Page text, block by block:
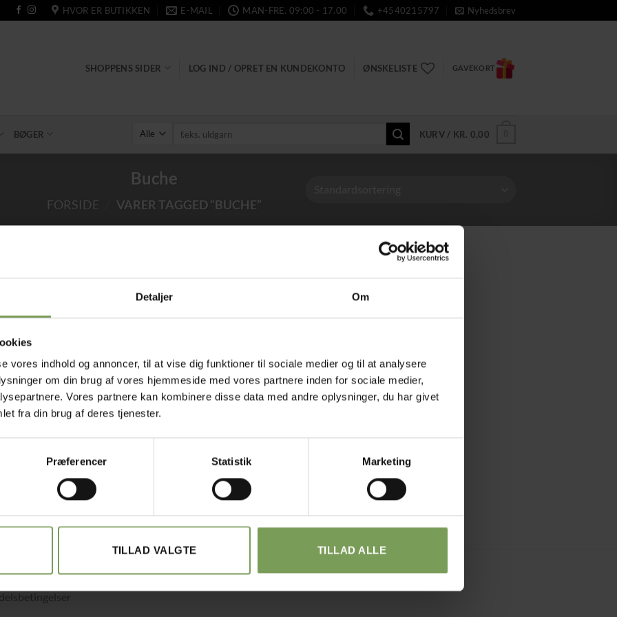
Detaljer Om
vores indhold og annoncer, til at vise dig funktioner til sociale medier og til at analysere
om din brug af vores hjemmeside med vores partnere inden for sociale medier,
Vores partnere kan kombinere disse data med andre oplysninger, du har givet
fra din brug af deres tjenester.
Præferencer Statistik Marketing
TILLAD VALGTE TILLAD ALLE
HVOR ER BUTIKKEN E-MAIL MAN-FRE. 09:00 - 17.00 +4540215797 Nyhedsbrev
SHOPPENS SIDER LOG IND / OPRET EN KUNDEKONTO ØNSKELISTE GAVEKORT
BØGER
Søg
KURV / KR. 0,00
Buche
FORSIDE VARER TAGGED “BUCHE”
med småt…